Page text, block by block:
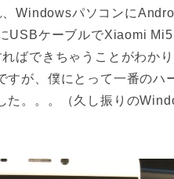
Windowsパソコンに
USBケーブルでXiaomi
ばできちゃうことがわか
すが、僕にとって一番のハ
た。。。（久し振りの